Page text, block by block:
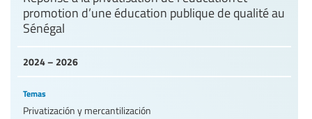
2024 – 2026
promotion d’une éducation publique de qualité au
Sénégal
Temas
Privatización y mercantilización